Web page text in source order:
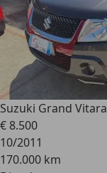
Suzuki Grand Vitara
€ 8.500
10/2011
170.000 km